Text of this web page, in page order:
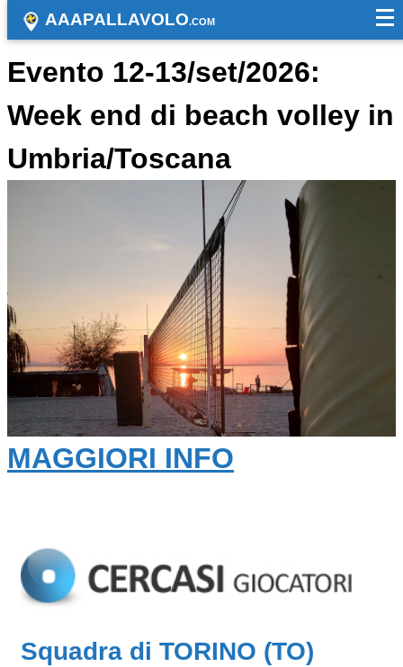
AAAPALLAVOLO.COM
Evento 12-13/set/2026:
Week end di beach volley in
Umbria/Toscana
MAGGIORI INFO
Squadra di TORINO (TO)